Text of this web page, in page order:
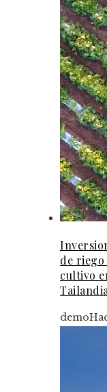
de
cultivo
Tailandia
demo